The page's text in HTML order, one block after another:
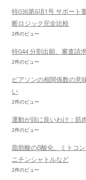
特036第6項1号 サポート
断ロジック完全比較
2件のビュー
特044 分割出願、審査請
2件のビュー
ピアソンの相関係数の意
い
2件のビュー
運動が頭に良いわけ：筋
2件のビュー
脂肪酸のβ酸化、ミトコ
ニチンシャトルなど
2件のビュー